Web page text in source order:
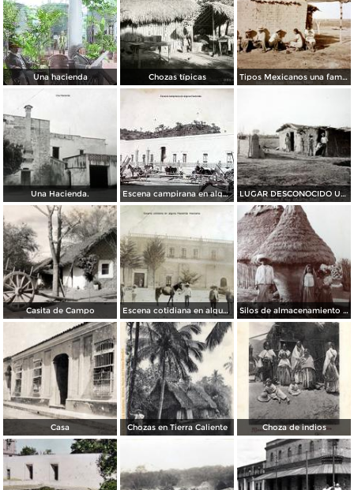
Una hacienda Chozas típicas Tipos Mexicanos una familia Mexicana.
Una Hacienda. Escena campirana en alguna Hacienda. LUGAR DESCONOCIDO Una casa de Adobe.
Casita de Campo Escena cotidiana en alguna Hacienda mexicana Silos de almacenamiento de Maiz
Casa Chozas en Tierra Caliente Choza de indios